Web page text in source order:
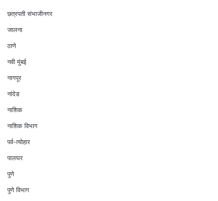
छत्रपती संभाजीनगर
जालना
ठाणे
नवी मुंबई
नागपूर
नांदेड
नाशिक
नाशिक विभाग
पर्व-त्योहार
पालघर
पुणे
पुणे विभाग